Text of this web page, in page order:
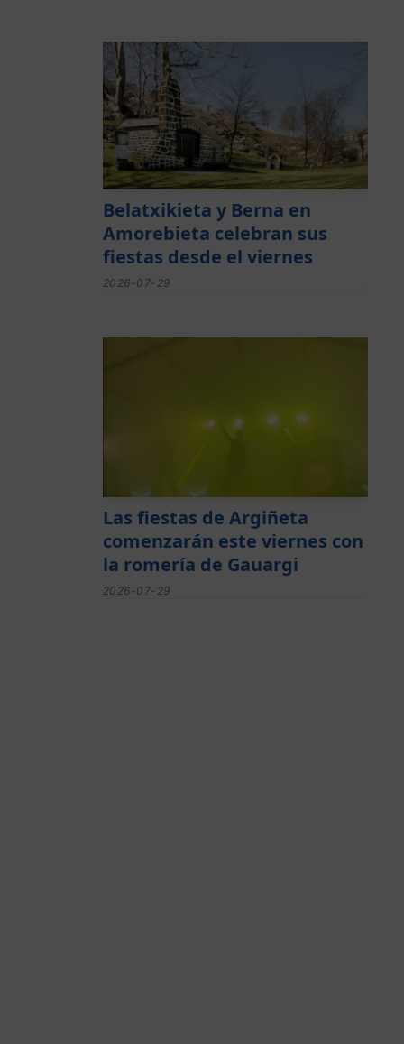
Belatxikieta y Berna en
Amorebieta celebran sus
fiestas desde el viernes
2026-07-29
Las fiestas de Argiñeta
comenzarán este viernes con
la romería de Gauargi
2026-07-29